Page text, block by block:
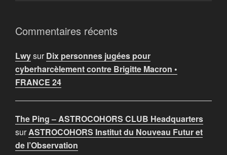
Commentaires récents
LwysurDix personnes jugées pour
cyberharcèlement contre Brigitte Macron •
FRANCE 24
The Ping – ASTROCOHORS CLUB Headquarters
surASTROCOHORS Institut du Nouveau Futur et
de l’Observation